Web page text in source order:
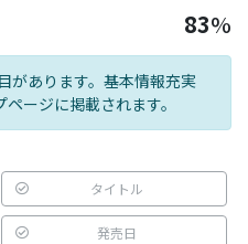
83%
があります。基本情報充実
ージに掲載されます。
タイトル
発売日